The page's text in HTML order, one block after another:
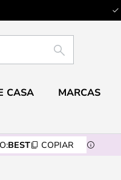
BUSCAR
CASA MARCAS
BEST COPIAR